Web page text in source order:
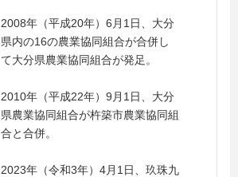
2008年（平成20年）6月1日、大分
県内の16の農業協同組合が合併し
て大分県農業協同組合が発足。
2010年（平成22年）9月1日、大分
県農業協同組合が杵築市農業協同組
合と合併。
2023年（令和3年）4月1日、玖珠九